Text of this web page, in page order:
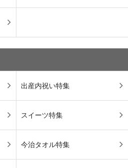
出産内祝い特集
スイーツ特集
今治タオル特集